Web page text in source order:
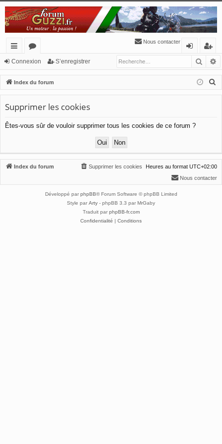
cc
ès
ra
pi
de
or
u
m
s
Nous contacter
n
ne
o
’e
nr
eg
Connexion S’enregistrer
Index du forum
h
e
Supprimer les cookies
Êtes-vous sûr de vouloir supprimer tous les cookies de ce forum ?
Index du forum Heures au format UTC+02:00
Supprimer les cookies
Nous contacter
Développé par phpBB® Forum Software © phpBB Limited
Style par Arty - phpBB 3.3 par MrGaby
Traduit par phpBB-fr.com
Confidentialité
Conditions